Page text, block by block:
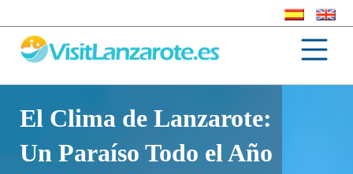
El Clima de Lanzarote:
Un Paraíso Todo el Año